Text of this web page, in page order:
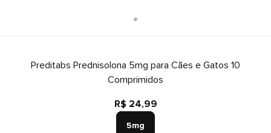
Preditabs Prednisolona 5mg para Cães e Gatos 10
Comprimidos
R$ 24,99
5mg